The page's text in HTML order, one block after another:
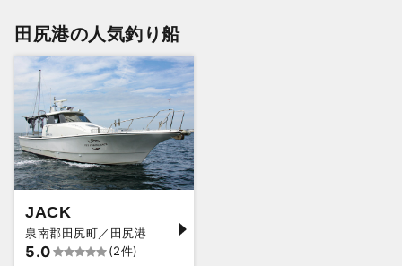
田尻港の人気釣り船
JACK
泉南郡田尻町／田尻港
5.0 (2件)